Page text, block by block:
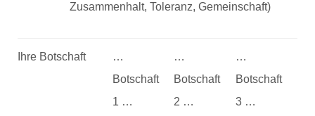
Zusammenhalt, Toleranz, Gemeinschaft)
Ihre Botschaft
…
Botschaft
1 …
…
Botschaft
2 …
…
Botschaft
3 …